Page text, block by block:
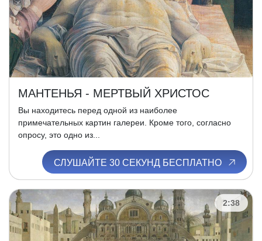
МАНТЕНЬЯ - МЕРТВЫЙ ХРИСТОС
Вы находитесь перед одной из наиболее
примечательных картин галереи. Кроме того, согласно
опросу, это одно из...
СЛУШАЙТЕ 30 СЕКУНД БЕСПЛАТНО
2:38